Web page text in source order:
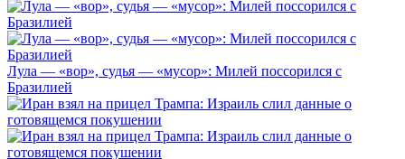
Лула — «вор», судья — «мусор»: Милей поссорился с
Бразилией